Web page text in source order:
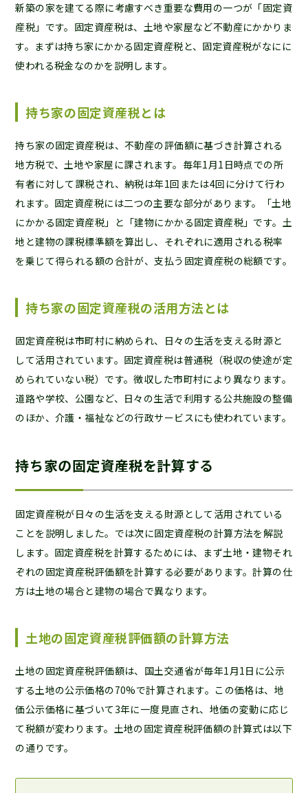
新築の家を建てる際に考慮すべき重要な費用の一つが「固定資
産税」です。固定資産税は、土地や家屋など不動産にかかりま
す。まずは持ち家にかかる固定資産税と、固定資産税がなにに
使われる税金なのかを説明します。
持ち家の固定資産税とは
持ち家の固定資産税は、不動産の評価額に基づき計算される
地方税で、土地や家屋に課されます。毎年1月1日時点での所
有者に対して課税され、納税は年1回または4回に分けて行わ
れます。固定資産税には二つの主要な部分があります。「土地
にかかる固定資産税」と「建物にかかる固定資産税」です。土
地と建物の課税標準額を算出し、それぞれに適用される税率
を乗じて得られる額の合計が、支払う固定資産税の総額です。
持ち家の固定資産税の活用方法とは
固定資産税は市町村に納められ、日々の生活を支える財源と
して活用されています。固定資産税は普通税（税収の使途が定
められていない税）です。徴収した市町村により異なります。
道路や学校、公園など、日々の生活で利用する公共施設の整備
のほか、介護・福祉などの行政サービスにも使われています。
持ち家の固定資産税を計算する
固定資産税が日々の生活を支える財源として活用されている
ことを説明しました。では次に固定資産税の計算方法を解説
します。固定資産税を計算するためには、まず土地・建物それ
ぞれの固定資産税評価額を計算する必要があります。計算の仕
方は土地の場合と建物の場合で異なります。
土地の固定資産税評価額の計算方法
土地の固定資産税評価額は、国土交通省が毎年1月1日に公示
する土地の公示価格の70%で計算されます。この価格は、地
価公示価格に基づいて3年に一度見直され、地価の変動に応じ
て税額が変わります。土地の固定資産税評価額の計算式は以下
の通りです。